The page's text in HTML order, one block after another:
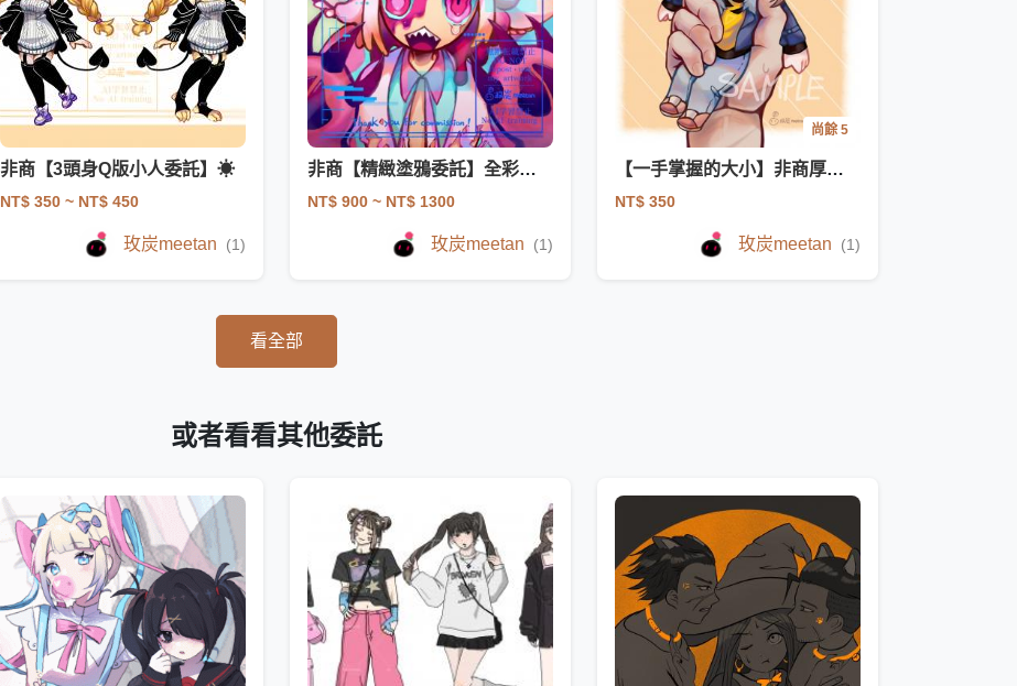
非商【3頭身Q版小人委託】☀
NT$ 350 ~ NT$ 450
玫炭meetan (1)
非商【精緻塗鴉委託】全彩厚塗／黑暗血腥向可
NT$ 900 ~ NT$ 1300
玫炭meetan (1)
尚餘 5
【一手掌握的大小】非商厚塗模板
NT$ 350
玫炭meetan (1)
看全部
或者看看其他委託